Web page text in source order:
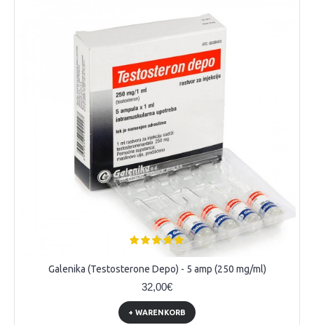
Galenika (Testosterone Depo) - 5 amp (250 mg/ml)
32,00€
+ WARENKORB